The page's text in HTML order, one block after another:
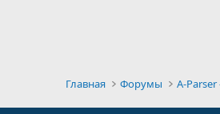
Главная Форумы A-